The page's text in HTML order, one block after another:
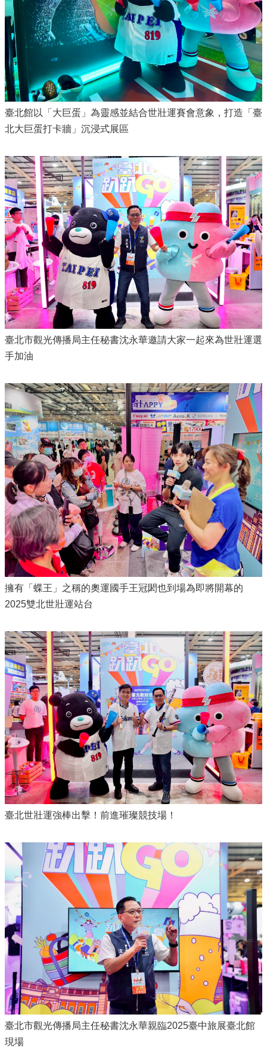
臺北館以「大巨蛋」為靈感並結合世壯運賽會意象，打造「臺
北大巨蛋打卡牆」沉浸式展區
臺北市觀光傳播局主任秘書沈永華邀請大家一起來為世壯運選
手加油
擁有「蝶王」之稱的奧運國手王冠閎也到場為即將開幕的
2025雙北世壯運站台
臺北世壯運強棒出擊！前進璀璨競技場！
臺北市觀光傳播局主任秘書沈永華親臨2025臺中旅展臺北館
現場